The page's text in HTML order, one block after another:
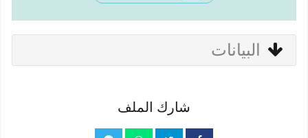
البيانات
شارك الملف